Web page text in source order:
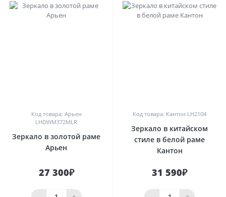
Код товара: Арьен
LHDWM372MLR
Зеркало в золотой раме
Арьен
27 300₽
Код товара: Кантон LH2104
Зеркало в китайском
стиле в белой раме
Кантон
31 590₽